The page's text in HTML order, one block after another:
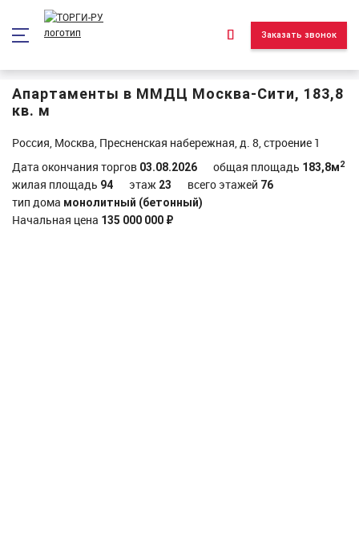
Заказать звонок
Апартаменты в ММДЦ Москва-Сити, 183,8
кв. м
Россия, Москва, Пресненская набережная, д. 8, строение 1
Дата окончания торгов 03.08.2026 общая площадь 183,8м2
жилая площадь 94 этаж 23 всего этажей 76
тип дома монолитный (бетонный)
Начальная цена 135 000 000 ₽